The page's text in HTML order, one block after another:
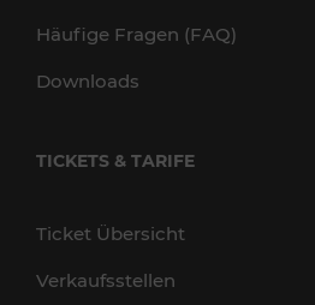
Häufige Fragen (FAQ)
Downloads
TICKETS & TARIFE
Ticket Übersicht
Verkaufsstellen